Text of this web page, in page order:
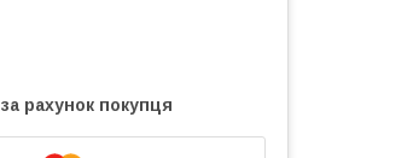
за рахунок покупця